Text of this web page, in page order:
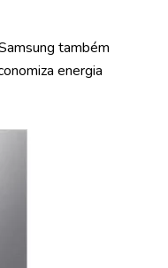
também
energia